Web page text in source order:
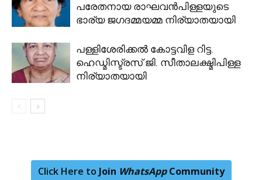
പരേതനായ രാഘവന്‍പിള്ളയുടെ
ഭാര്യ ജഗദമ്മയമ്മ നിര്യാതയായി
പള്ളിശേരിക്കല്‍ കോട്ടവിള റിട്ട.
ഹെഡ്മിസ്ട്രസ് ജി. സീതാലക്ഷ്മിപിള്ള
നിര്യാതയായി
Click Here to Join WhatsAppCommunity